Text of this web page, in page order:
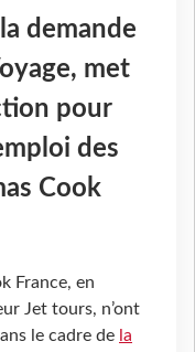
demande
met
pour
des
Cook
France, en
Jet tours, n’ont
le cadre de la